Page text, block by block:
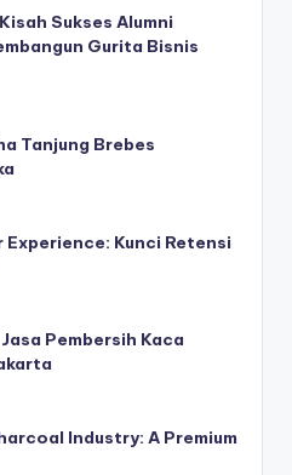
Sukses Alumni
Gurita Bisnis
Tanjung Brebes
Kunci Retensi
Pembersih Kaca
Industry: A Premium